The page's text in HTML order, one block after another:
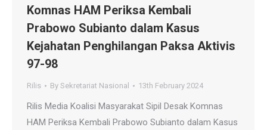
Komnas HAM Periksa Kembali
Prabowo Subianto dalam Kasus
Kejahatan Penghilangan Paksa Aktivis
97-98
Rilis By Sekretariat Nasional 13th February 2024
Rilis Media Koalisi Masyarakat Sipil Desak Komnas
HAM Periksa Kembali Prabowo Subianto dalam Kasus